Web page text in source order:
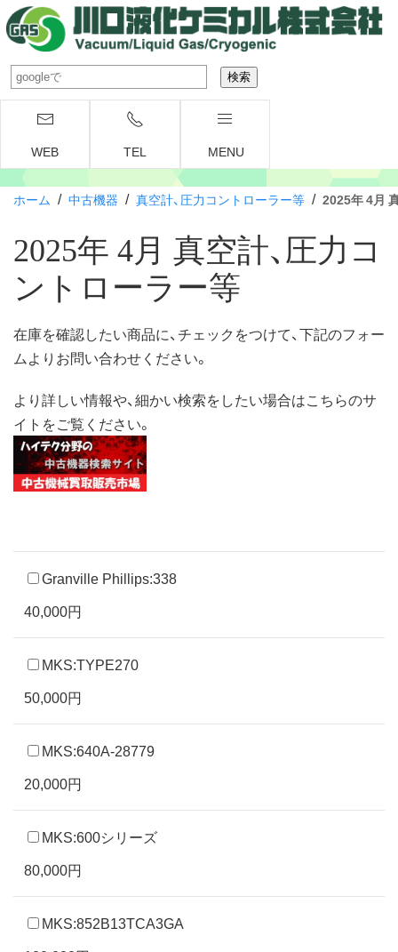
WEB TEL MENU
ホーム / 中古機器 / 真空計、圧力コントローラー等 / 2025年 4月
2025年 4月 真空計、圧力コ
ントローラー等
在庫を確認したい商品に、チェックをつけて、下記のフォー
ムよりお問い合わせください。
より詳しい情報や、細かい検索をしたい場合はこちらのサ
イトをご覧ください。
Granville Phillips:338
40,000円
MKS:TYPE270
50,000円
MKS:640A-28779
20,000円
MKS:600シリーズ
80,000円
MKS:852B13TCA3GA